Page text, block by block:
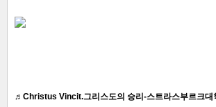
♬Christus Vincit.그리스도의 승리-스트라스부르크대